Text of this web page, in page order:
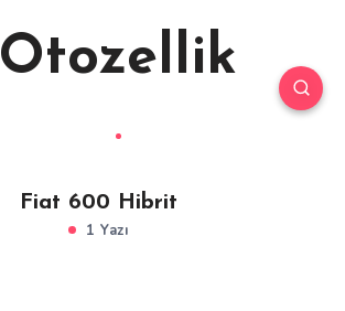
Otozellik
Fiat 600 Hibrit
1 Yazı